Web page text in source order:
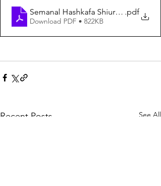
Semanal Hashkafa Shiur #137.pdf
Download PDF • 822KB
Recent Posts See All